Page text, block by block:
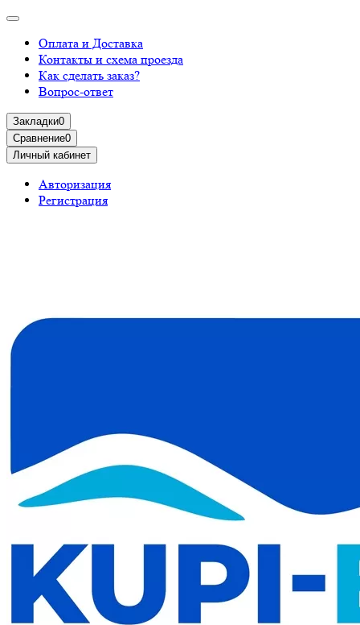
Оплата и Доставка
Контакты и схема проезда
Как сделать заказ?
Вопрос-ответ
Закладки0
Сравнение0
Личный кабинет
Авторизация
Регистрация